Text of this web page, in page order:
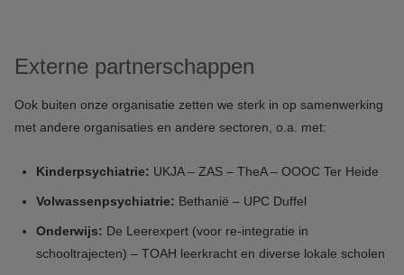
Externe partnerschappen
Ook buiten onze organisatie zetten we sterk in op samenwerking
met andere organisaties en andere sectoren, o.a. met:
Kinderpsychiatrie: UKJA – ZAS – TheA – OOOC Ter Heide
Volwassenpsychiatrie: Bethanië – UPC Duffel
Onderwijs: De Leerexpert (voor re-integratie in
schooltrajecten) – TOAH leerkracht en diverse lokale scholen